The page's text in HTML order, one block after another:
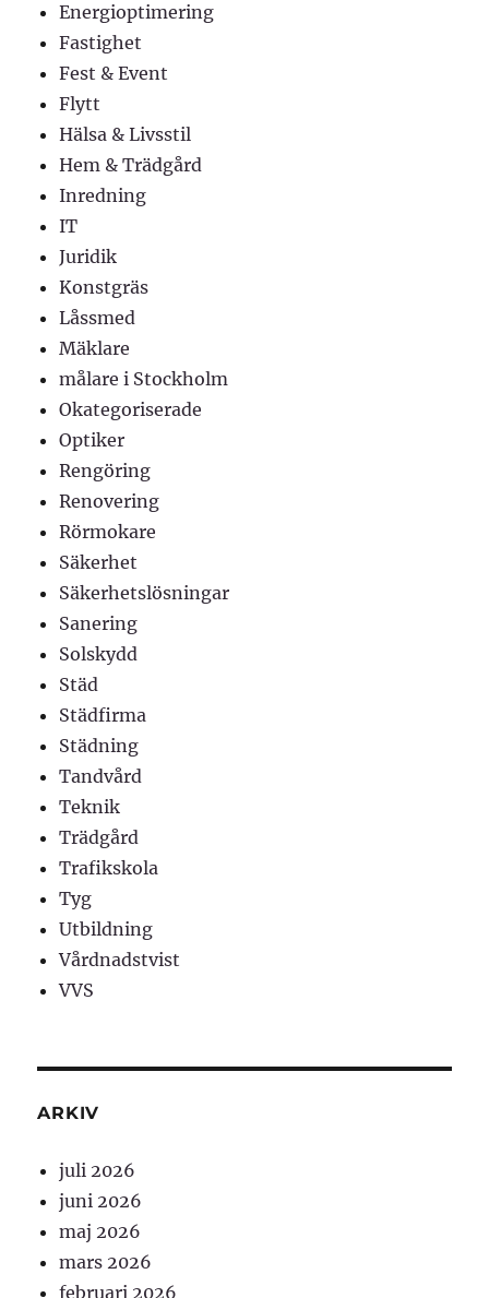
Energioptimering
Fastighet
Fest & Event
Flytt
Hälsa & Livsstil
Hem & Trädgård
Inredning
IT
Juridik
Konstgräs
Låssmed
Mäklare
målare i Stockholm
Okategoriserade
Optiker
Rengöring
Renovering
Rörmokare
Säkerhet
Säkerhetslösningar
Sanering
Solskydd
Städ
Städfirma
Städning
Tandvård
Teknik
Trädgård
Trafikskola
Tyg
Utbildning
Vårdnadstvist
VVS
ARKIV
juli 2026
juni 2026
maj 2026
mars 2026
februari 2026